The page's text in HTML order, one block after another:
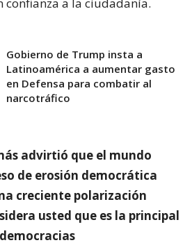
confianza a la ciudadanía.
Gobierno de Trump insta a
Latinoamérica a aumentar gasto
en Defensa para combatir al
narcotráfico
advirtió que el mundo
de erosión democrática
creciente polarización
usted que es la principal